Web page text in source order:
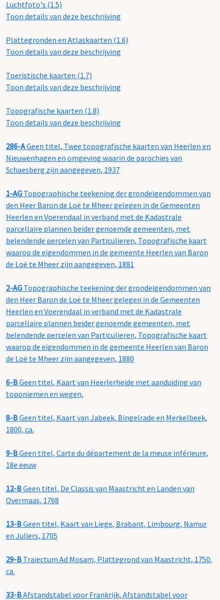
Luchtfoto's (1.5)
Toon details van deze beschrijving
Plattegronden en Atlaskaarten (1.6)
Toon details van deze beschrijving
Toeristische kaarten (1.7)
Toon details van deze beschrijving
Topografische kaarten (1.8)
Toon details van deze beschrijving
286-AGeen titel, Twee topografische kaarten van Heerlen en
Nieuwenhagen en omgeving waarin de parochies van
Schaesberg zijn aangegeven, 1937
1-AG Topographische teekening der grondeigendommen van
den Heer Baron de Loë te Mheer gelegen in de Gemeenten
Heerlen en Voerendaal in verband met de Kadastrale
parcellaire plannen beider genoemde gemeenten, met
belendende percelen van Particulieren, Topografische kaart
waarop de eigendommen in de gemeente Heerlen van Baron
de Loë te Mheer zijn aangegeven, 1881
2-AG Topographische teekening der grondeigendommen van
den Heer Baron de Loë te Mheer gelegen in de Gemeenten
Heerlen en Voerendaal in verband met de Kadastrale
parcellaire plannen beider genoemde gemeenten, met
belendende percelen van Particulieren, Topografische kaart
waarop de eigendommen in de gemeente Heerlen van Baron
de Loë te Mheer zijn aangegeven, 1880
6-BGeen titel, Kaart van Heerlerheide met aanduiding van
toponiemen en wegen,
8-BGeen titel, Kaart van Jabeek, Bingelrade en Merkelbeek,
1800, ca.
9-BGeen titel, Carte du département de la meuse inférieure,
18e eeuw
12-BGeen titel, De Classis van Maastricht en Landen van
Overmaas, 1768
13-BGeen titel, Kaart van Liege, Brabant, Limbourg, Namur
en Juliers, 1705
29-B Traiectum Ad Mosam, Plattegrond van Maastricht, 1750,
ca.
33-BAfstandstabel voor Frankrijk, Afstandstabel voor